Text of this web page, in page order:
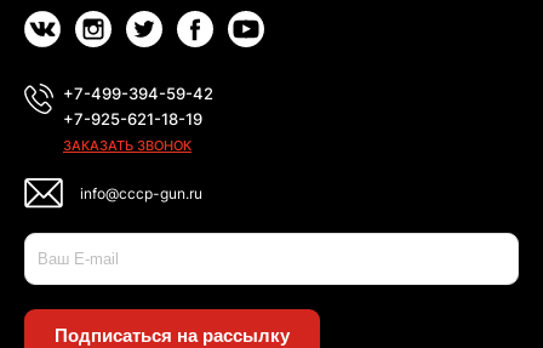
+7-499-394-59-42
+7-925-621-18-19
ЗАКАЗАТЬ ЗВОНОК
info@cccp-gun.ru
Подписаться на рассылку